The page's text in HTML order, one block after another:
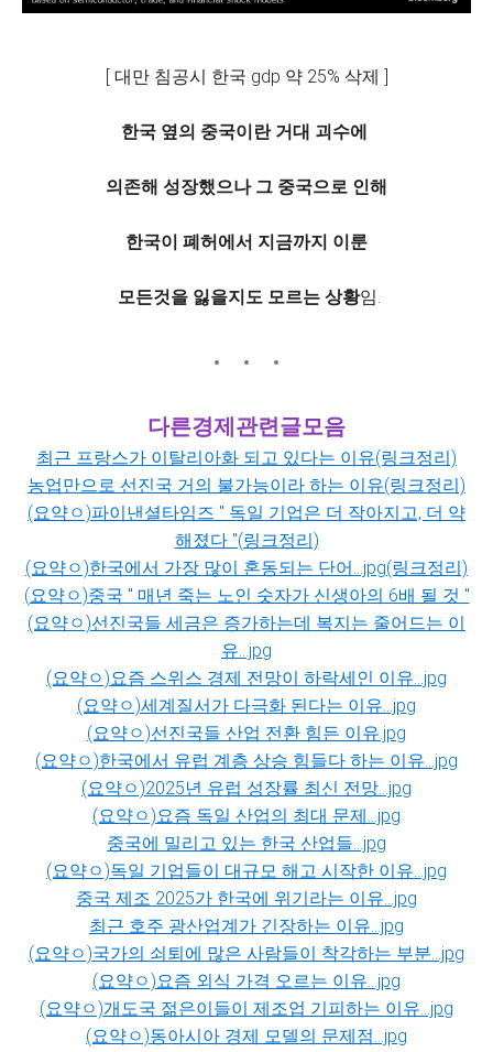
[ 대만 침공시 한국 gdp 약 25% 삭제 ]
한국 옆의 중국이란 거대 괴수에
의존해 성장했으나 그 중국으로 인해
한국이 폐허에서 지금까지 이룬
모든것을 잃을지도 모르는 상황임.
다른경제관련글모음
최근 프랑스가 이탈리아화 되고 있다는 이유(링크정리)
농업만으로 선진국 거의 불가능이라 하는 이유(링크정리)
(요약ㅇ)파이낸셜타임즈 " 독일 기업은 더 작아지고, 더 약
해졌다 "(링크정리)
(요약ㅇ)한국에서 가장 많이 혼동되는 단어...jpg(링크정리)
(요약ㅇ)중국 " 매년 죽는 노인 숫자가 신생아의 6배 될 것 "
(요약ㅇ)선진국들 세금은 증가하는데 복지는 줄어드는 이
유...jpg
(요약ㅇ)요즘 스위스 경제 전망이 하락세인 이유...jpg
(요약ㅇ)세계질서가 다극화 된다는 이유...jpg
(요약ㅇ)선진국들 산업 전환 힘든 이유.jpg
(요약ㅇ)한국에서 유럽 계층 상승 힘들다 하는 이유...jpg
(요약ㅇ)2025년 유럽 성장률 최신 전망...jpg
(요약ㅇ)요즘 독일 산업의 최대 문제...jpg
중국에 밀리고 있는 한국 산업들...jpg
(요약ㅇ)독일 기업들이 대규모 해고 시작한 이유...jpg
중국 제조 2025가 한국에 위기라는 이유...jpg
최근 호주 광산업계가 긴장하는 이유...jpg
(요약ㅇ)국가의 쇠퇴에 많은 사람들이 착각하는 부분...jpg
(요약ㅇ)요즘 외식 가격 오르는 이유...jpg
(요약ㅇ)개도국 젊은이들이 제조업 기피하는 이유...jpg
(요약ㅇ)동아시아 경제 모델의 문제점...jpg